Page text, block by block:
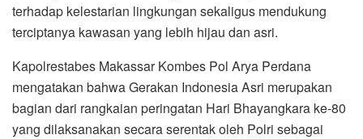
terhadap kelestarian lingkungan sekaligus mendukung
terciptanya kawasan yang lebih hijau dan asri.
Kapolrestabes Makassar Kombes Pol Arya Perdana
mengatakan bahwa Gerakan Indonesia Asri merupakan
bagian dari rangkaian peringatan Hari Bhayangkara ke-80
yang dilaksanakan secara serentak oleh Polri sebagai